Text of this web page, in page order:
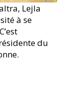
Lejla
à se
du